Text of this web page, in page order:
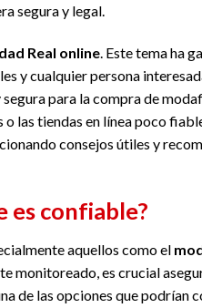
segura y legal.
Real online . Este tema ha
y cualquier persona
para la compra de
las tiendas en línea poco
consejos útiles y
es confiable?
aquellos como el
monitoreado, es crucial
de las opciones que podrían